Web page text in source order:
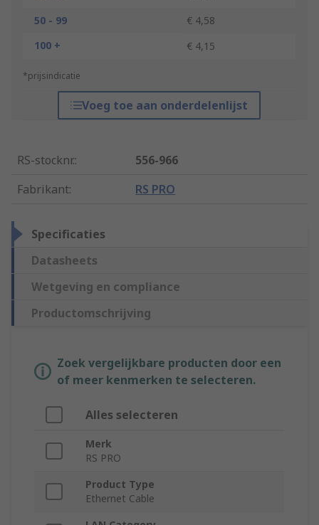
50 - 99
€ 4,58
100 +
€ 4,15
*prijsindicatie
Voeg toe aan onderdelenlijst
RS-stocknr.:
556-966
Fabrikant: RS PRO
Specificaties
Datasheets
Wetgeving en compliance
Productomschrijving
Zoek vergelijkbare producten door een
of meer kenmerken te selecteren.
Alles selecteren
Merk
RS PRO
Product Type
Ethernet Cable